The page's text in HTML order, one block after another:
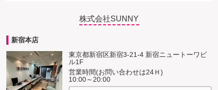
株式会社SUNNY
新宿本店
東京都新宿区新宿3-21-4 新宿ニュートーワビ
ル1F
営業時間(お問い合わせは24Ｈ)
10:00～20:00